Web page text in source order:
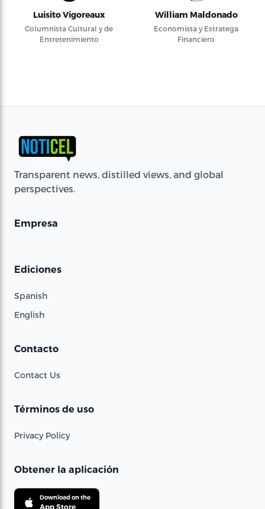
Luisito Vigoreaux
Columnista Cultural y de
Entretenimiento
William Maldonado
Economista y Estratega
Financiero
Transparent news, distilled views, and global
perspectives.
Empresa
Ediciones
Spanish
English
Contacto
Contact Us
Términos de uso
Privacy Policy
Obtener la aplicación
Download on the
App Store